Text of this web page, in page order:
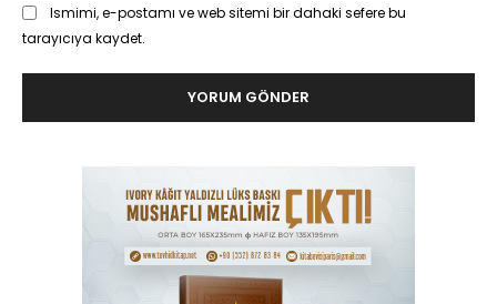
Ismimi, e-postamı ve web sitemi bir dahaki sefere bu
tarayıcıya kaydet.